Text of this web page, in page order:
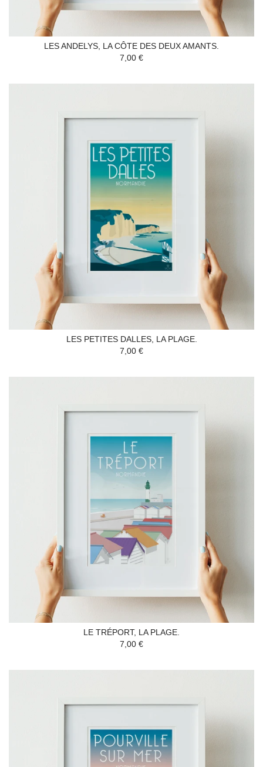
LES ANDELYS, LA CÔTE DES DEUX AMANTS.
7,00 €
LES PETITES DALLES, LA PLAGE.
7,00 €
LE TRÉPORT, LA PLAGE.
7,00 €